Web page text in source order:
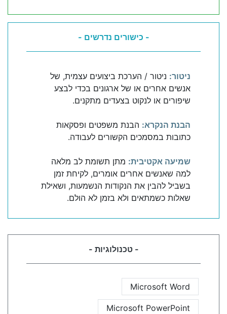
- כישורים נדרשים -
ניטור: ניטור / הערכת ביצועים עצמית, של
אנשים אחרים או של ארגונים בכדי לבצע
שיפורים או לנקוט בצעדים מתקנים.
הבנת הנקרא: הבנת משפטים ופסקאות
כתובות במסמכים הקשורים לעבודה.
שמיעה אקטיבית: מתן תשומת לב מלאה
למה שאנשים אחרים אומרים, לקיחת זמן
בשביל להבין את הנקודות הנשמעות, ושאילת
שאלות כשמתאים ולא בזמן לא הולם.
- טכנולוגיות -
Microsoft Word
Microsoft PowerPoint